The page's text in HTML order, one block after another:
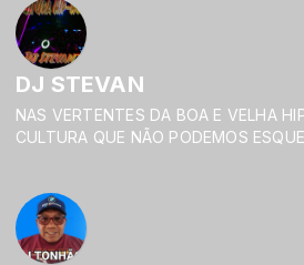
DJ STEVAN
NAS VERTENTES DA BOA E VELHA
CULTURA QUE NÃO PODEMOS